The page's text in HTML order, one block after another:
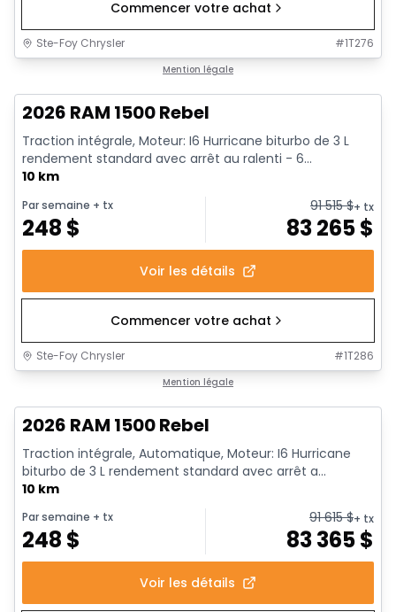
Commencer votre achat
Ste-Foy Chrysler #1T276
Mention légale
2026 RAM 1500 Rebel
Traction intégrale, Moteur: I6 Hurricane biturbo de 3 L
rendement standard avec arrêt au ralenti - 6...
10 km
Par semaine + tx
248 $
91 515$+ tx
83 265$
Voir les détails
Commencer votre achat
Ste-Foy Chrysler #1T286
Mention légale
2026 RAM 1500 Rebel
Traction intégrale, Automatique, Moteur: I6 Hurricane
biturbo de 3 L rendement standard avec arrêt a...
10 km
Par semaine + tx
248 $
91 615$+ tx
83 365$
Voir les détails